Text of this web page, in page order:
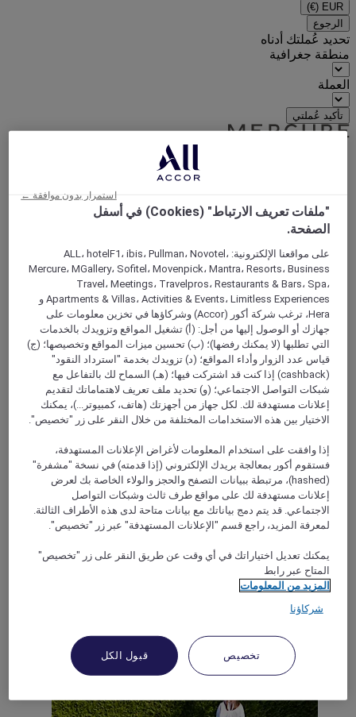
EUR
(€)
الرجوع
تحديد عُملتك أدناه
منطقة جغرافية
العملة
تأكيد عُملتي
France
Ile-de-France
ESSONNE
Palaiseau
MASSY, فرنسا
Mercure Paris Massy Gare TGV Hotel
Feel at home at Mercure Paris Massy Gare TGV where our
team will take care of you! Located in the heart of the Massy
Atlantis business district, 4 mins by foot from the TGV/RER
station. After a day at work or sightseeing, enjoy a drink in
our bar lounge, experience "Made in Massy" dining on the
terrace, and sleep in one of our extremely comfortable beds.
"ملفات تعريف الارتباط" (Cookies) في أسفل
الصفحة.
على مواقعنا الإلكترونية: ALL، hotelF1، ibis، Pullman، Novotel،
Mercure، MGallery، Sofitel، Movenpick، Mantra، Resorts، Business
Travel، Meetings، Travelpros، Restaurants & Bars، Spa،
Apartments & Villas، Activities & Events، Limitless Experiences و
Hera، ترغب شركة أكور (Accor) وشركاؤها في تخزين معلومات على
جهازك أو الوصول إليها من أجل: (أ) تشغيل المواقع وتزويدك بالخدمات
التي تطلبها (لا يمكنك رفضها)؛ (ب) تحسين ميزات المواقع وتخصيصها؛ (ج)
قياس عدد الزوار وأداء المواقع؛ (د) تزويدك بخدمة "استرداد النقود"
(cashback) إذا كنت قد اشتركت فيها؛ (هـ) السماح لك بالتفاعل مع
شبكات التواصل الاجتماعي؛ (و) تحديد ملف تعريف لاهتماماتك لتقديم
إعلانات مستهدفة لك. لكل جهاز من أجهزتك (هاتف، كمبيوتر...)، يمكنك
الاختيار بين هذه الاستخدامات المختلفة من خلال النقر على زر "تخصيص".
إذا وافقت على استخدام المعلومات لأغراض الإعلانات المستهدفة،
فستقوم أكور بمعالجة بريدك الإلكتروني (إذا قدمته) في نسخة "مشفرة"
(hashed)، مرتبطة ببيانات التصفح والحجز والولاء الخاصة بك لعرض
إعلانات مستهدفة لك على مواقع طرف ثالث وشبكات التواصل
الاجتماعي. قد يتم دمج بياناتك مع بيانات متاحة لدى هذه الأطراف الثالثة.
لمعرفة المزيد، راجع قسم "الإعلانات المستهدفة" عبر زر "تخصيص".
يمكنك تعديل اختياراتك في أي وقت عن طريق النقر على زر "تخصيص"
المتاح عبر رابط
المزيد من المعلومات
شركاؤنا
تخصيص قبول الكل
استمرار بدون موافقة ←